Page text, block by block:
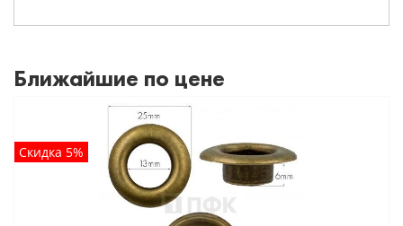
Ближайшие по цене
Скидка 5%